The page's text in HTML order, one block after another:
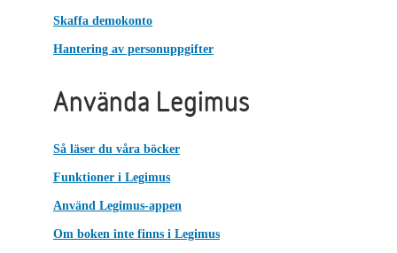
Skaffa demokonto
Hantering av personuppgifter
Använda Legimus
Så läser du våra böcker
Funktioner i Legimus
Använd Legimus-appen
Om boken inte finns i Legimus